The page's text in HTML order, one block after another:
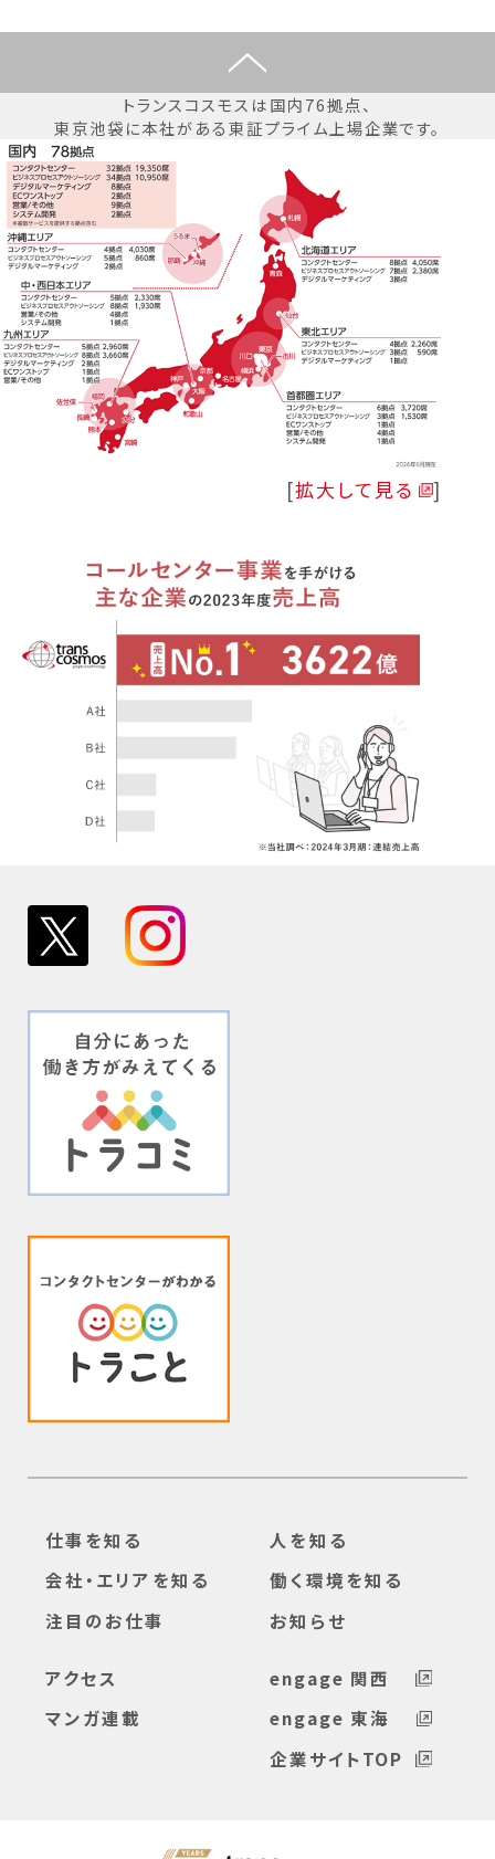
トランスコスモスは国内76拠点、
東京池袋に本社がある東証プライム上場企業です。
拡大して見る
仕事を知る
人を知る
会社・エリアを知る
働く環境を知る
注目のお仕事
お知らせ
アクセス
マンガ連載
engage 関西
engage 東海
企業サイトTOP